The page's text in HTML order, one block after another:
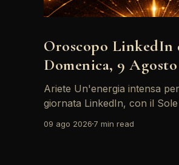
Oroscopo LinkedIn
Domenica, 9 Agosto
Ariete Un'energia intensa permea la tua
giornata LinkedIn, con il
emozioni, amplificate dalla
09 ago 2026 7 min read